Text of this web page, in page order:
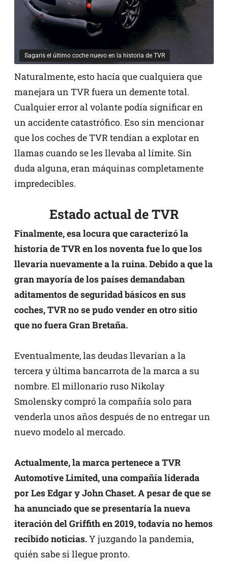
Sagaris el último coche nuevo en la historia de TVR
Naturalmente, esto hacía que cualquiera que
manejara un TVR fuera un demente total.
Cualquier error al volante podía significar en
un accidente catastrófico. Eso sin mencionar
que los coches de TVR tendían a explotar en
llamas cuando se les llevaba al límite. Sin
duda alguna, eran máquinas completamente
impredecibles.
Estado actual de TVR
Finalmente, esa locura que caracterizó la
historia de TVR en los noventa fue lo que los
llevaría nuevamente a la ruina. Debido a que la
gran mayoría de los países demandaban
aditamentos de seguridad básicos en sus
coches, TVR no se pudo vender en otro sitio
que no fuera Gran Bretaña.
Eventualmente, las deudas llevarían a la
tercera y última bancarrota de la marca a su
nombre. El millonario ruso Nikolay
Smolensky compró la compañía solo para
venderla unos años después de no entregar un
nuevo modelo al mercado.
Actualmente, la marca pertenece a TVR
Automotive Limited, una compañía liderada
por Les Edgar y John Chaset.A pesar de que se
ha anunciado que se presentaría la nueva
iteración del Griffith en 2019, todavía no hemos
recibido noticias.Y juzgando la pandemia,
quién sabe si llegue pronto.